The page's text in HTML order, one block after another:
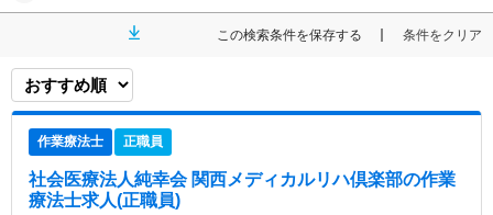
この検索条件を保存する 条件をクリア
作業療法士 正職員
社会医療法人純幸会 関西メディカルリハ倶楽部の作業
療法士求人(正職員)